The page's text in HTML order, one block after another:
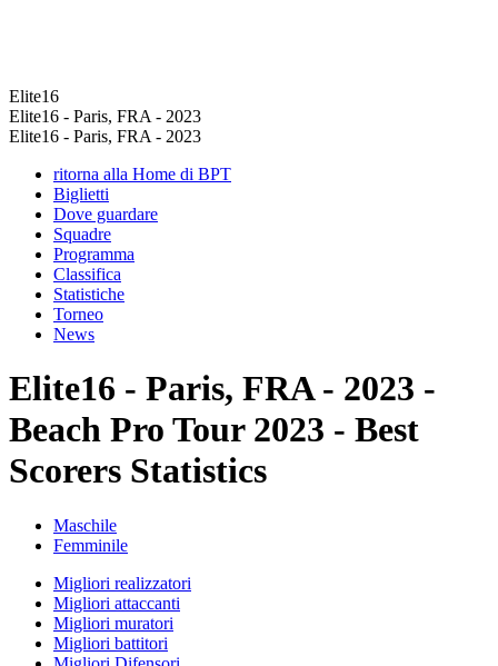
Elite16
Elite16 - Paris, FRA - 2023
Elite16 - Paris, FRA - 2023
ritorna alla Home di BPT
Biglietti
Dove guardare
Squadre
Programma
Classifica
Statistiche
Torneo
News
Elite16 - Paris, FRA - 2023 -
Beach Pro Tour 2023 - Best
Scorers Statistics
Maschile
Femminile
Migliori realizzatori
Migliori attaccanti
Migliori muratori
Migliori battitori